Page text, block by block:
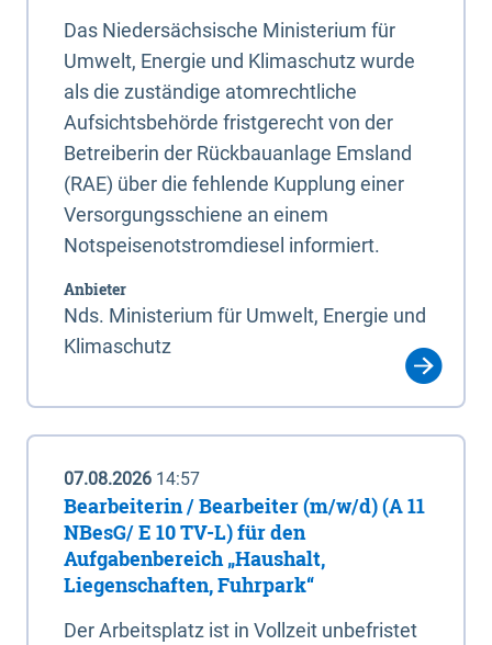
Das Niedersächsische Ministerium für
Umwelt, Energie und Klimaschutz wurde
als die zuständige atomrechtliche
Aufsichtsbehörde fristgerecht von der
Betreiberin der Rückbauanlage Emsland
(RAE) über die fehlende Kupplung einer
Versorgungsschiene an einem
Notspeisenotstromdiesel informiert.
Anbieter
Nds. Ministerium für Umwelt, Energie und
Klimaschutz
07.08.2026 14:57
Bearbeiterin / Bearbeiter (m/w/d) (A 11
NBesG/ E 10 TV-L) für den
Aufgabenbereich „Haushalt,
Liegenschaften, Fuhrpark“
Der Arbeitsplatz ist in Vollzeit unbefristet